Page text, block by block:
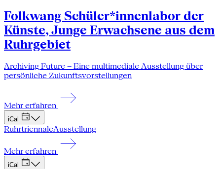
Folkwang Schüler*innenlabor der
Künste, Junge Erwachsene aus dem
Ruhrgebiet
Archiving Future – Eine multimediale Ausstellung über
persönliche Zukunftsvorstellungen
Mehr erfahren
iCal
RuhrtriennaleAusstellung
Mehr erfahren
iCal